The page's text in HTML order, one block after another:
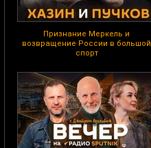
Признание Меркель и
возвращение России в большой
спорт